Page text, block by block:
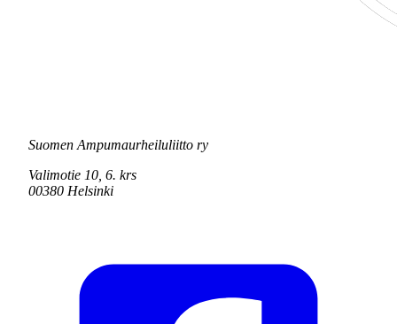
Suomen Ampumaurheiluliitto ry
Valimotie 10, 6. krs
00380 Helsinki